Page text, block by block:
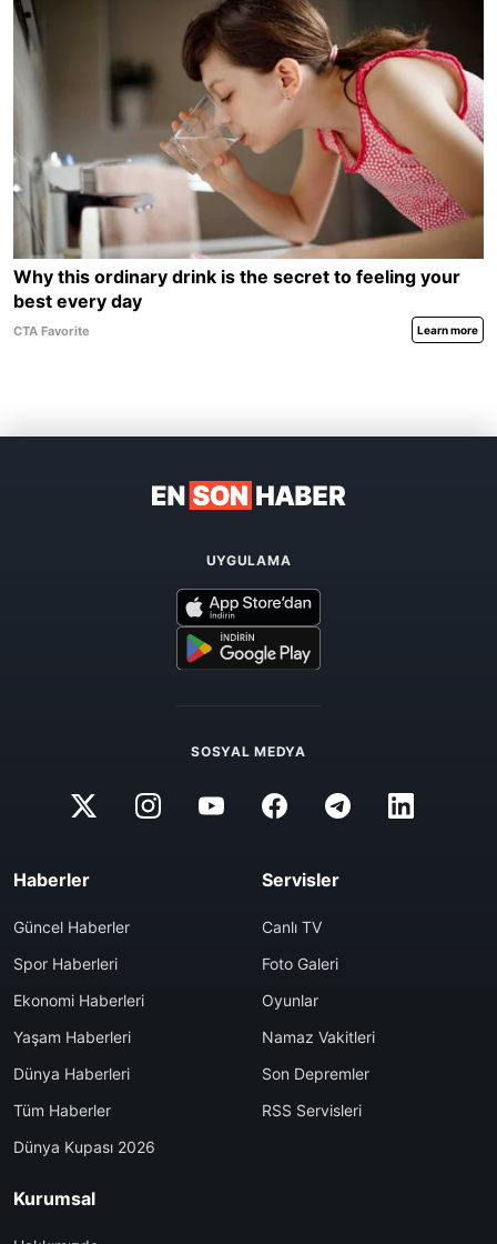
UYGULAMA
SOSYAL MEDYA
Haberler
Güncel Haberler
Spor Haberleri
Ekonomi Haberleri
Yaşam Haberleri
Dünya Haberleri
Tüm Haberler
Dünya Kupası 2026
Servisler
Canlı TV
Foto Galeri
Oyunlar
Namaz Vakitleri
Son Depremler
RSS Servisleri
Kurumsal